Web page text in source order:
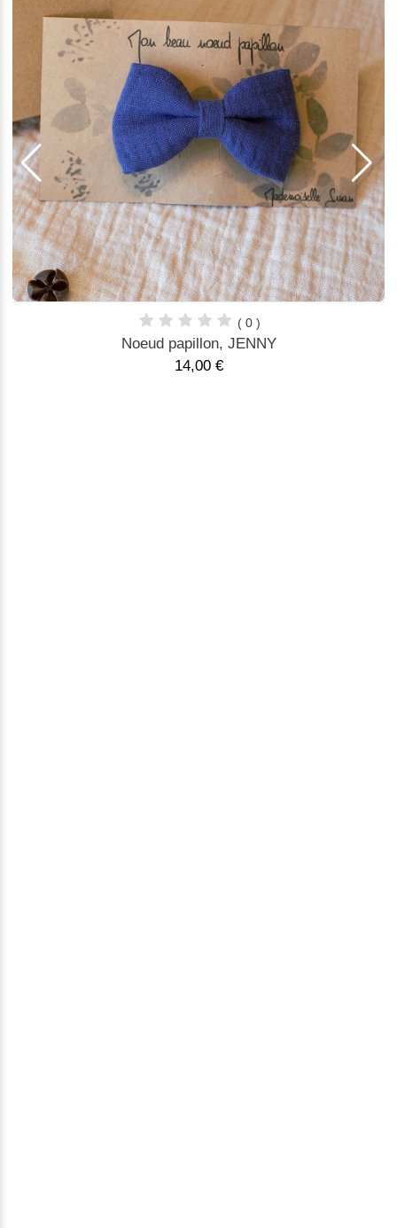
( 0 )
Noeud papillon, JENNY
14,00 €